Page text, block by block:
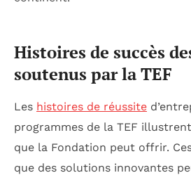
Histoires de succès
soutenus par la TEF
Les histoires de réussite
programmes de la TEF
que la Fondation peut offrir.
que des solutions innovantes